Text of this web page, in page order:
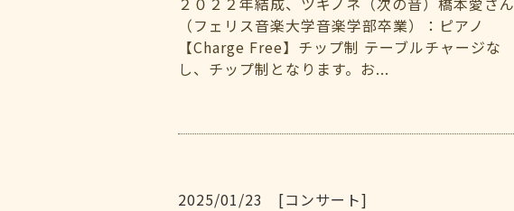
（フェリス音楽大学音楽学部卒業）：ピアノ
【Charge Free】チップ制 テーブルチャージな
し、チップ制となります。お...
2025/01/23 [コンサート]